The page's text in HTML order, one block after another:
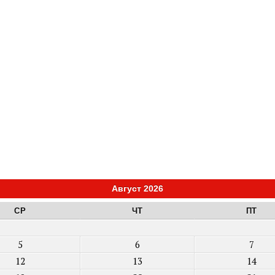
Август 2026
СР ЧТ ПТ
5 6 7
12 13 14